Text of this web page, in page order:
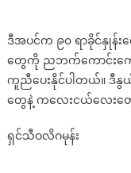
ဒီအပင်က ၉၀ ရာခိုင်နှုန်း
တွေကို ညဘက်ကောင်းကေ
ကူညီပေးနိုင်ပါတယ်။ ဒီ
တွေနဲ့ ကလေးငယ်လေးတွ
ရှင်သီဝလိဂမုန်း